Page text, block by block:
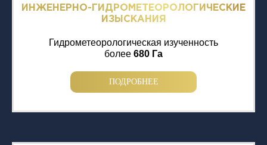
ИНЖЕНЕРНО-ГИДРОМЕТЕОРОЛОГИЧЕСКИЕ
ИЗЫСКАНИЯ
Гидрометеорологическая изученность
более 680 Га
ПОДРОБНЕЕ